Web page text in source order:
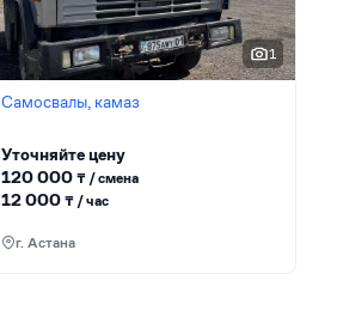
1
Самосвалы, камаз
Уточняйте цену
120 000 ₸ / сменa
12 000 ₸ / час
г. Астана